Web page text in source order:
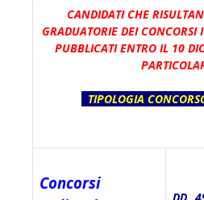
CANDIDATI CHE
GRADUATORIE DEI CONCORSI
PUBBLICATI ENTRO IL 10
TIPOLOGIA
Concorsi
DD